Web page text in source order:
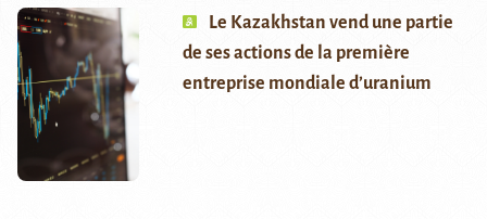
Le Kazakhstan vend une partie
de ses actions de la première
entreprise mondiale d’uranium